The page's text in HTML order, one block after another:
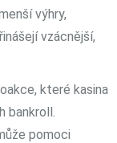
výhry,
vzácnější,
které kasina
bankroll.
pomoci